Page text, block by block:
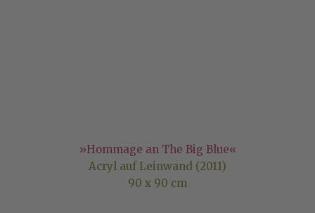
»Hommage an The Big Blue«
Acryl auf Leinwand (2011)
90 x 90 cm